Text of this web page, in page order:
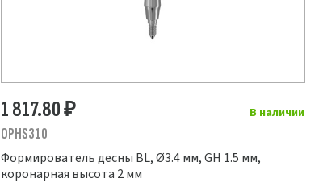
В наличии
1 817.80₽
OPHS310
Формирователь десны BL, Ø3.4 мм, GH 1.5 мм,
коронарная высота 2 мм